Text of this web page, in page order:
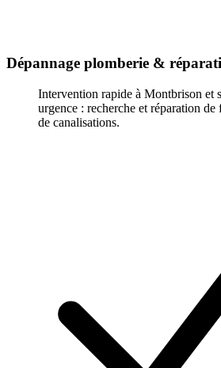
Dépannage plomberie &
Intervention rapide à Montbrison et
urgence : recherche et réparation de
de canalisations.